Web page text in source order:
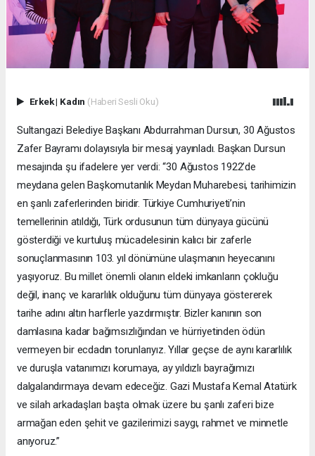
Erkek| Kadın (Haberi Sesli Oku)
Sultangazi Belediye Başkanı Abdurrahman Dursun, 30 Ağustos
Zafer Bayramı dolayısıyla bir mesaj yayınladı. Başkan Dursun
mesajında şu ifadelere yer verdi: “30 Ağustos 1922’de
meydana gelen Başkomutanlık Meydan Muharebesi, tarihimizin
en şanlı zaferlerinden biridir. Türkiye Cumhuriyeti’nin
temellerinin atıldığı, Türk ordusunun tüm dünyaya gücünü
gösterdiği ve kurtuluş mücadelesinin kalıcı bir zaferle
sonuçlanmasının 103. yıl dönümüne ulaşmanın heyecanını
yaşıyoruz. Bu millet önemli olanın eldeki imkanların çokluğu
değil, inanç ve kararlılık olduğunu tüm dünyaya göstererek
tarihe adını altın harflerle yazdırmıştır. Bizler kanının son
damlasına kadar bağımsızlığından ve hürriyetinden ödün
vermeyen bir ecdadın torunlarıyız. Yıllar geçse de aynı kararlılık
ve duruşla vatanımızı korumaya, ay yıldızlı bayrağımızı
dalgalandırmaya devam edeceğiz. Gazi Mustafa Kemal Atatürk
ve silah arkadaşları başta olmak üzere bu şanlı zaferi bize
armağan eden şehit ve gazilerimizi saygı, rahmet ve minnetle
anıyoruz.”